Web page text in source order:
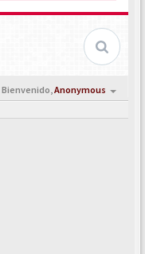
Bienvenido,Anonymous